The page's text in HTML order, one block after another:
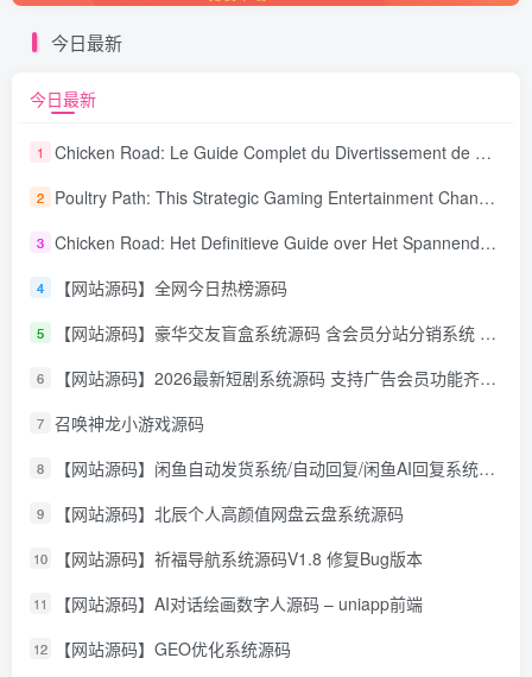
今日最新
今日最新
1 Chicken Road: Le Guide Complet du Divertissement de Maison de Jeu Stratégique
2 Poultry Path: This Strategic Gaming Entertainment Changing Sequence Forecasting
3 Chicken Road: Het Definitieve Guide over Het Spannende Gokspel
4 【网站源码】全网今日热榜源码
5 【网站源码】豪华交友盲盒系统源码 含会员分站分销系统 可易支付
6 【网站源码】2026最新短剧系统源码 支持广告会员功能齐全短剧源码
7 召唤神龙小游戏源码
8 【网站源码】闲鱼自动发货系统/自动回复/闲鱼AI回复系统源码
9 【网站源码】北辰个人高颜值网盘云盘系统源码
10 【网站源码】祈福导航系统源码V1.8 修复Bug版本
11 【网站源码】AI对话绘画数字人源码 – uniapp前端
12 【网站源码】GEO优化系统源码